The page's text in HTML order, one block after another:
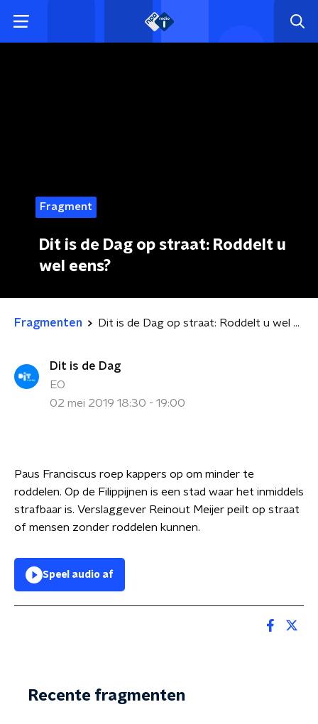
Fragment
Dit is de Dag op straat: Roddelt u
wel eens?
Fragmenten Dit is de Dag op straat: Roddelt u wel eens?
Dit is de Dag
EO
02 mei 2019 18:30 - 19:00
Paus Franciscus roep kappers op om minder te
roddelen. Op de Filippijnen is een stad waar het inmiddels
strafbaar is. Verslaggever Reinout Meijer peilt op straat
of mensen zonder roddelen kunnen.
Speel audio af
Recente fragmenten